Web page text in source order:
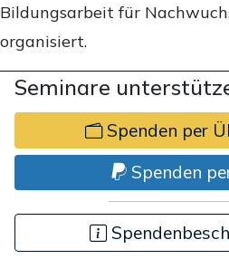
Bildungsarbeit für
organisiert.
Seminare
Spenden per
Spenden